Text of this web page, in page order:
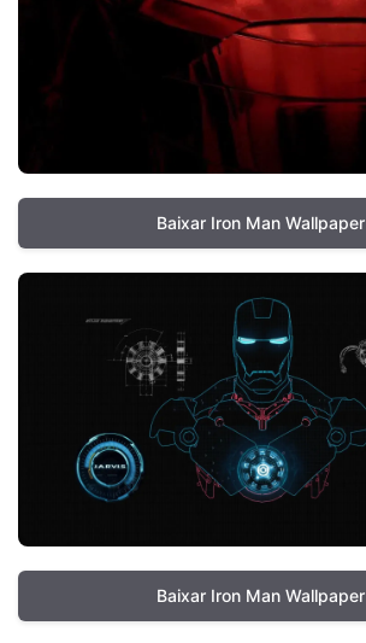
Baixar Iron Man Wallpaper
Baixar Iron Man Wallpaper